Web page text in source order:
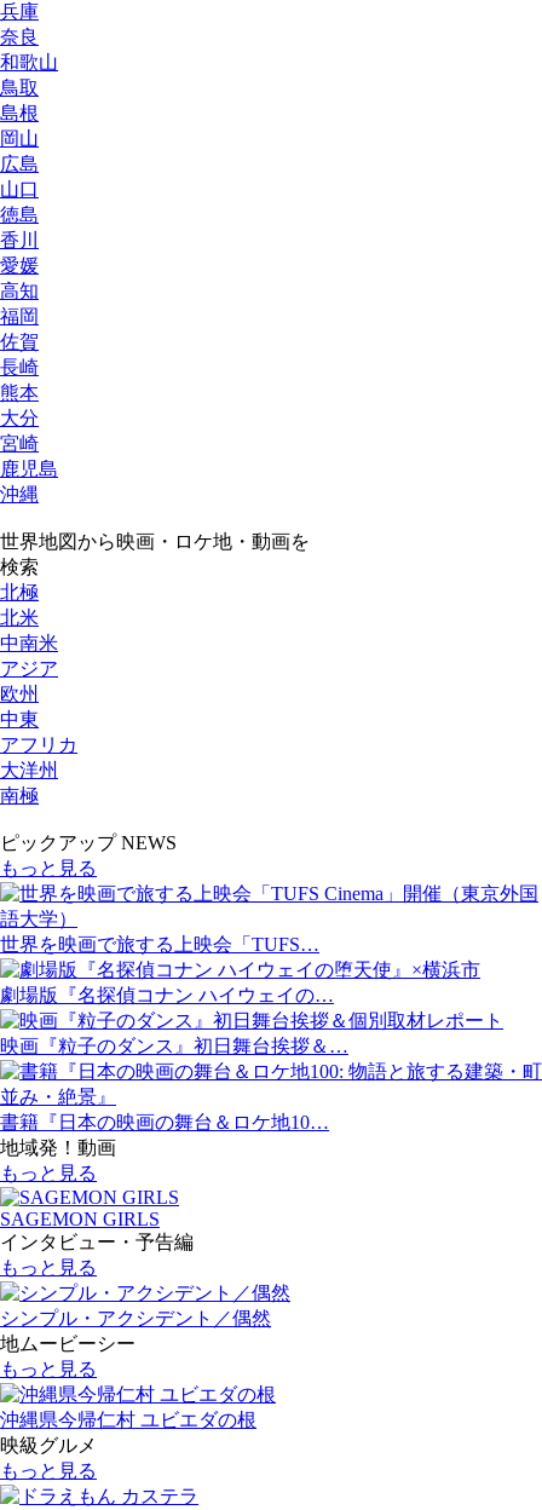
兵庫
奈良
和歌山
鳥取
島根
岡山
広島
山口
徳島
香川
愛媛
高知
福岡
佐賀
長崎
熊本
大分
宮崎
鹿児島
沖縄
世界地図から映画・ロケ地・動画を
検索
北極
北米
中南米
アジア
欧州
中東
アフリカ
大洋州
南極
ピックアップ NEWS
もっと見る
世界を映画で旅する上映会「TUFS…
劇場版『名探偵コナン ハイウェイの…
映画『粒子のダンス』初日舞台挨拶＆…
書籍『日本の映画の舞台＆ロケ地10…
地域発！動画
もっと見る
SAGEMON GIRLS
インタビュー・予告編
もっと見る
シンプル・アクシデント／偶然
地ムービーシー
もっと見る
沖縄県今帰仁村 ユビエダの根
映級グルメ
もっと見る